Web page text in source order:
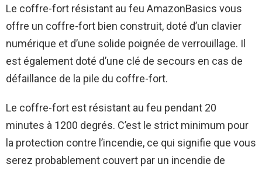
Le coffre-fort résistant au feu AmazonBasics vous
offre un coffre-fort bien construit, doté d’un clavier
numérique et d’une solide poignée de verrouillage. Il
est également doté d’une clé de secours en cas de
défaillance de la pile du coffre-fort.
Le coffre-fort est résistant au feu pendant 20
minutes à 1200 degrés. C’est le strict minimum pour
la protection contre l’incendie, ce qui signifie que vous
serez probablement couvert par un incendie de